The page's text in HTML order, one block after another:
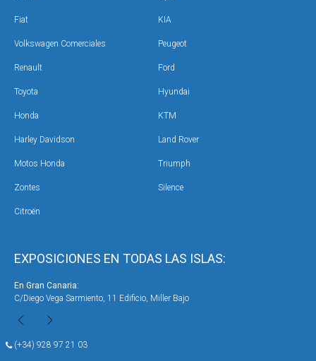
EXPOSICIONES EN TODAS LAS ISLAS:
En Gran Canaria:
C/Diego Vega Sarmiento, 11 Edificio, Miller Bajo
(+34) 928 97 21 03
Fiat KIA
Volkswagen Comerciales Peugeot
Renault Ford
Toyota Hyundai
Honda KTM
Harley Davidson Land Rover
Motos Honda Triumph
Zontes Silence
Citroën